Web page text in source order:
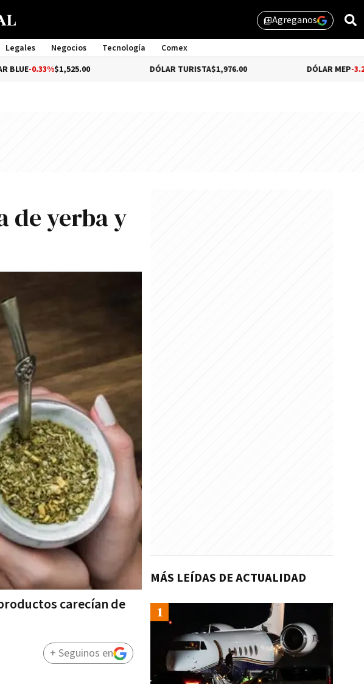
library_addAgreganos
Legales Negocios Tecnología
Comex
DÓLAR TURISTA$1,976.00 -3.28%$1,529.31
de yerba y
carecían de
+ Seguinos en
MÁS LEÍDAS DE ACTUALIDAD